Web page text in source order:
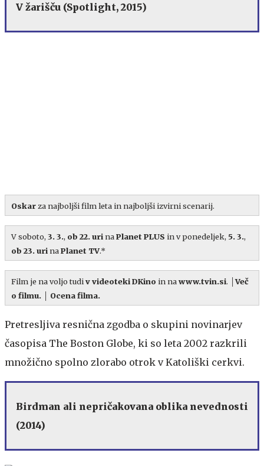
V žarišču (Spotlight, 2015)
Oskar za najboljši film leta in najboljši izvirni scenarij.
V soboto, 3. 3., ob 22. urinaPlanet PLUS in v ponedeljek, 5. 3.,
ob 23. urinaPlanet TV.*
Film je na voljo tudiv videoteki DKino in nawww.tvin.si. │Več
o filmu.
Ocena filma.
Pretresljiva resnična zgodba o skupini novinarjev
časopisa The Boston Globe, ki so leta 2002 razkrili
množično spolno zlorabo otrok v Katoliški cerkvi.
Birdman ali nepričakovana oblika nevednosti
(2014)